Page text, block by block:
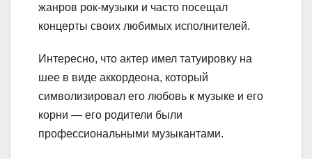
жанров рок-музыки и часто посещал
концерты своих любимых исполнителей.
Интересно, что актер имел татуировку на
шее в виде аккордеона, который
символизировал его любовь к музыке и его
корни — его родители были
профессиональными музыкантами.